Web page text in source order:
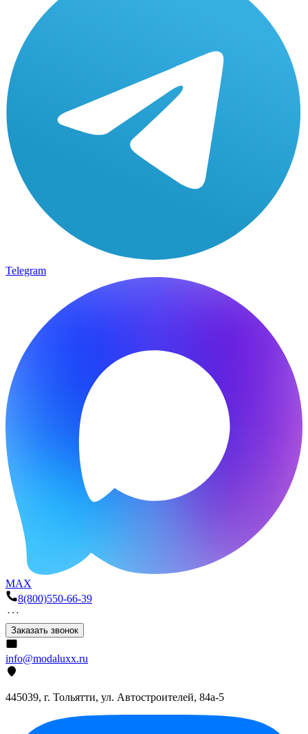
Telegram
MAX
8(800)550-66-39
Заказать звонок
info@modaluxx.ru
445039, г. Тольятти, ул. Автостроителей, 84а-5